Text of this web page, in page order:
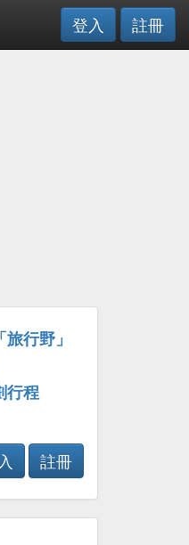
登入 註冊
行野」
行程
註冊